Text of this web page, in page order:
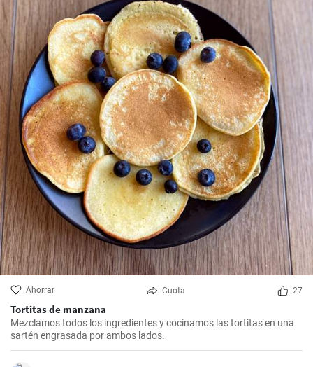
Ahorrar Cuota 27
Tortitas de manzana
Mezclamos todos los ingredientes y cocinamos las tortitas en una
sartén engrasada por ambos lados.